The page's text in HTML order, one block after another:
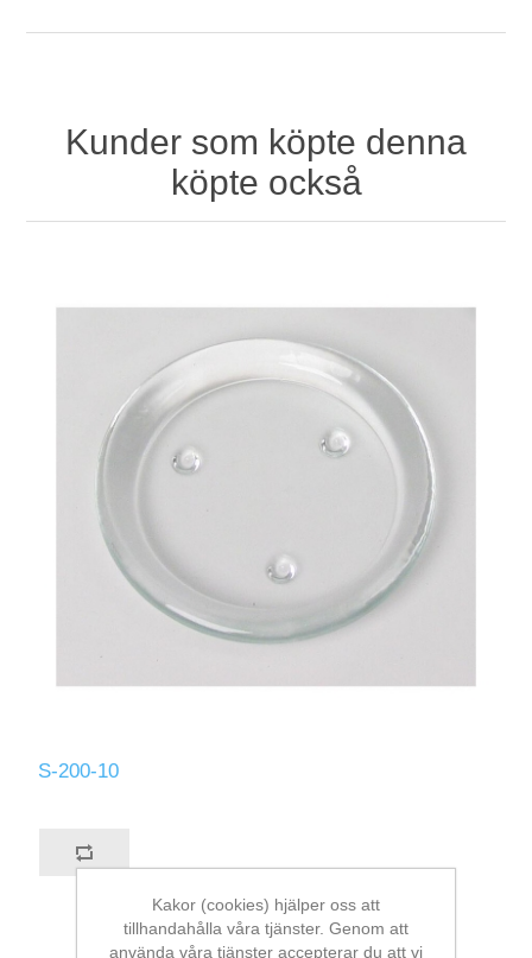
Kunder som köpte denna
köpte också
S-200-10
Kakor (cookies) hjälper oss att
tillhandahålla våra tjänster. Genom att
använda våra tjänster accepterar du att vi